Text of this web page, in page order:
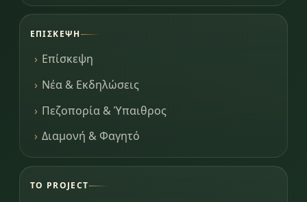
ΕΠΊΣΚΕΨΗ
Επίσκεψη
Νέα & Εκδηλώσεις
Πεζοπορία & Ύπαιθρος
Διαμονή & Φαγητό
ΤΟ PROJECT